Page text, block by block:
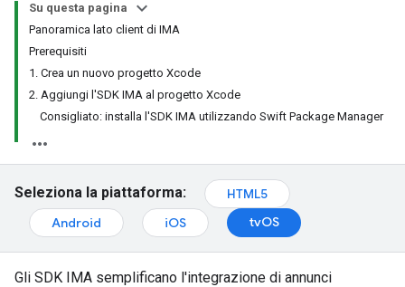
Su questa pagina
Panoramica lato client di IMA
Prerequisiti
1. Crea un nuovo progetto Xcode
2. Aggiungi l'SDK IMA al progetto Xcode
Consigliato: installa l'SDK IMA utilizzando Swift Package Manager
Seleziona la piattaforma:
HTML5
Android
iOS tvOS
Gli SDK IMA semplificano l'integrazione di annunci